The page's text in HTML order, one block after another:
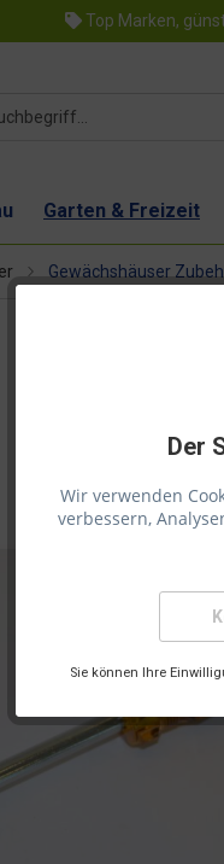
Top Marken,
Garten & Freizeit
Der
Wir verwenden
verbessern,
Sie können Ihre
Gewächshäuser